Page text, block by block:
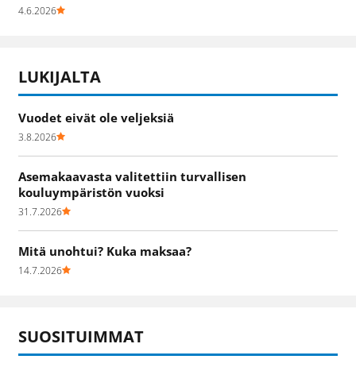
4.6.2026
LUKIJALTA
Vuodet eivät ole veljeksiä
3.8.2026
Asemakaavasta valitettiin turvallisen
kouluympäristön vuoksi
31.7.2026
Mitä unohtui? Kuka maksaa?
14.7.2026
SUOSITUIMMAT